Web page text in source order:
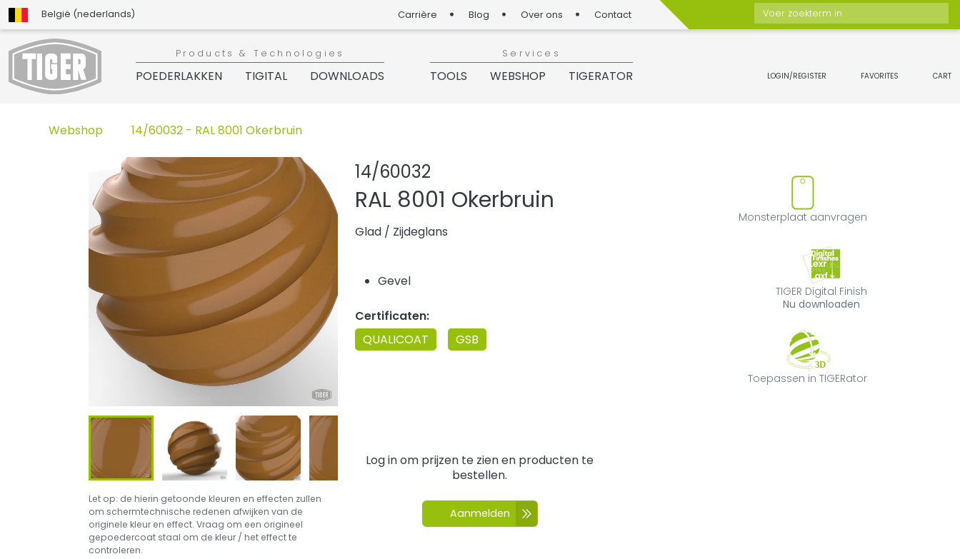
België (nederlands) Carrière Blog Over ons Contact
Voer zoekterm in
Products & Technologies
POEDERLAKKEN TIGITAL DOWNLOADS
Services
TOOLS WEBSHOP TIGERATOR LOGIN/REGISTER FAVORITES CART
Webshop 14/60032 - RAL 8001 Okerbruin
Let op: de hierin getoonde kleuren en effecten zullen
om schermtechnische redenen afwijken van de
originele kleur en effect. Vraag om een origineel
gepoedercoat staal om de kleur / het effect te
controleren.
14/60032
Product aan favorieten toevoegen of
RAL 8001 Okerbruin
Glad / Zijdeglans
Gevel
Certificaten:
QUALICOAT
GSB
Monsterplaat aanvragen
TIGER Digital Finish
Nu downloaden
Toepassen in TIGERator
Log in om prijzen te zien en producten te
bestellen.
Aanmelden